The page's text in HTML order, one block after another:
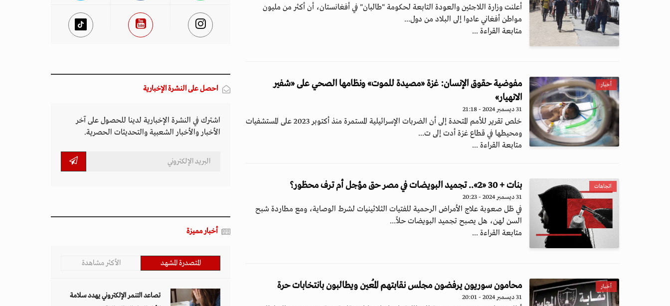
أعلنت وزارة اللاجئين والعودة التابعة لحكومة "طالبان" في أفغانستان، أن أكثر من مليون
مواطن أفغاني عادوا إلى البلاد من دول...
متابعة القراءة ...
أخبار
مفوضية حقوق الإنسان: غزة «مصيدة للموت» ونظامها الصحي على «شفير
الانهيار»
31 ديسمبر 2024 - 21:18
خلص تقرير للأمم المتحدة إلى أن الضربات الإسرائيلية المستمرة منذ أكتوبر 2023 على المستشفيات
ومحيطها في قطاع غزة أدت إلى ت...
متابعة القراءة ...
اتجاهات بنات + 30 «2».. تجميد البويضات في مصر حق مؤجل أم ترف محظور؟
31 ديسمبر 2024 - 20:23
في ظل صعوبة علاج الأمراض الرحمية للفتيات الثلاثينيات لشرط الوصاية، ومع مطاردة شبح
السن لهن، هل يصبح تجميد البويضات حلاً...
متابعة القراءة ...
أخبار محامون سوريون يرفضون مجلس نقابتهم المُعين ويطالبون بانتخابات حرة
31 ديسمبر 2024 - 20:01
احصل على النشرة الإخبارية
اشترك في النشرة الإخبارية لدينا للحصول على آخر
الأخبار والأخبار الشعبية والتحديثات الحصرية.
أخبار مميزة
المتصدرة المشهد الأكثر مشاهدة
تصاعد التنمر الإلكتروني يهدد سلامة